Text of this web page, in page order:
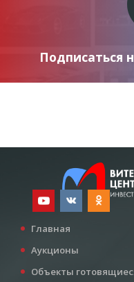
Подписаться
Главная
Аукционы
Объекты